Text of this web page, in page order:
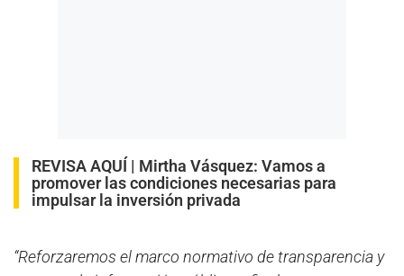
REVISA AQUÍ | Mirtha Vásquez: Vamos a
promover las condiciones necesarias para
impulsar la inversión privada
“Reforzaremos el marco normativo de transparencia y